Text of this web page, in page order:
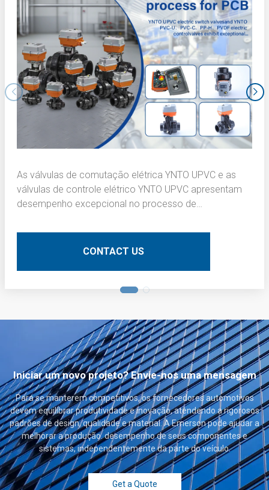
As válvulas de comutação elétrica YNTO UPVC e as
válvulas de controle elétrico YNTO UPVC apresentam
desempenho excepcional no processo de
circuito impresso (PCBs). Aqui está uma descrição
técnica detalhada:CONTACT US
Iniciar um novo projeto? Envie-nos uma mensagem
Para se manterem competitivos, os fornecedores automotivos
devem equilibrar produtividade e inovação, atendendo a rigorosos
padrões de design, qualidade e material. A Emerson pode ajudar a
melhorar a produção. desempenho de seus componentes e
sistemas, independentemente da parte do veículo.
Get a Quote